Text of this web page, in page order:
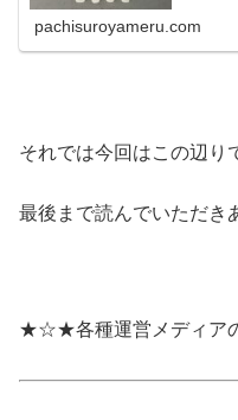
pachisuroyameru.com
それでは今回はこの辺り
最後まで読んでいただき
★☆★各種運営メディ